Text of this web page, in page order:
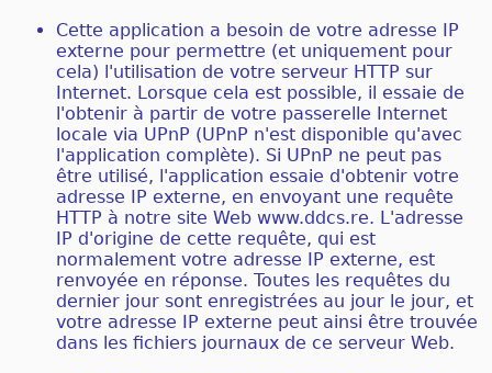
Cette application a besoin de votre adresse IP
externe pour permettre (et uniquement pour
cela) l'utilisation de votre serveur HTTP sur
Internet. Lorsque cela est possible, il essaie de
l'obtenir à partir de votre passerelle Internet
locale via UPnP (UPnP n'est disponible qu'avec
l'application complète). Si UPnP ne peut pas
être utilisé, l'application essaie d'obtenir votre
adresse IP externe, en envoyant une requête
HTTP à notre site Web www.ddcs.re. L'adresse
IP d'origine de cette requête, qui est
normalement votre adresse IP externe, est
renvoyée en réponse. Toutes les requêtes du
dernier jour sont enregistrées au jour le jour, et
votre adresse IP externe peut ainsi être trouvée
dans les fichiers journaux de ce serveur Web.